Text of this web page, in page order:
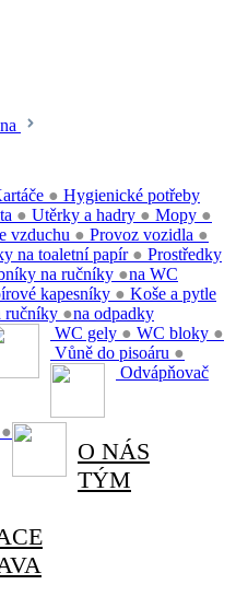
●
● Utěrky a hadry ● Mopy ●
vzduchu ● Provoz vozidla ●
Hygienické potřeby
na toaletní papír ●
na ručníky ●
kapesníky ●
ručníky ●
Prostředky
na WC
WC gely ● WC bloky ●
Vůně do pisoáru ●
Koše a pytle
na odpadky
●
Odvápňovač
O NÁS
TÝM